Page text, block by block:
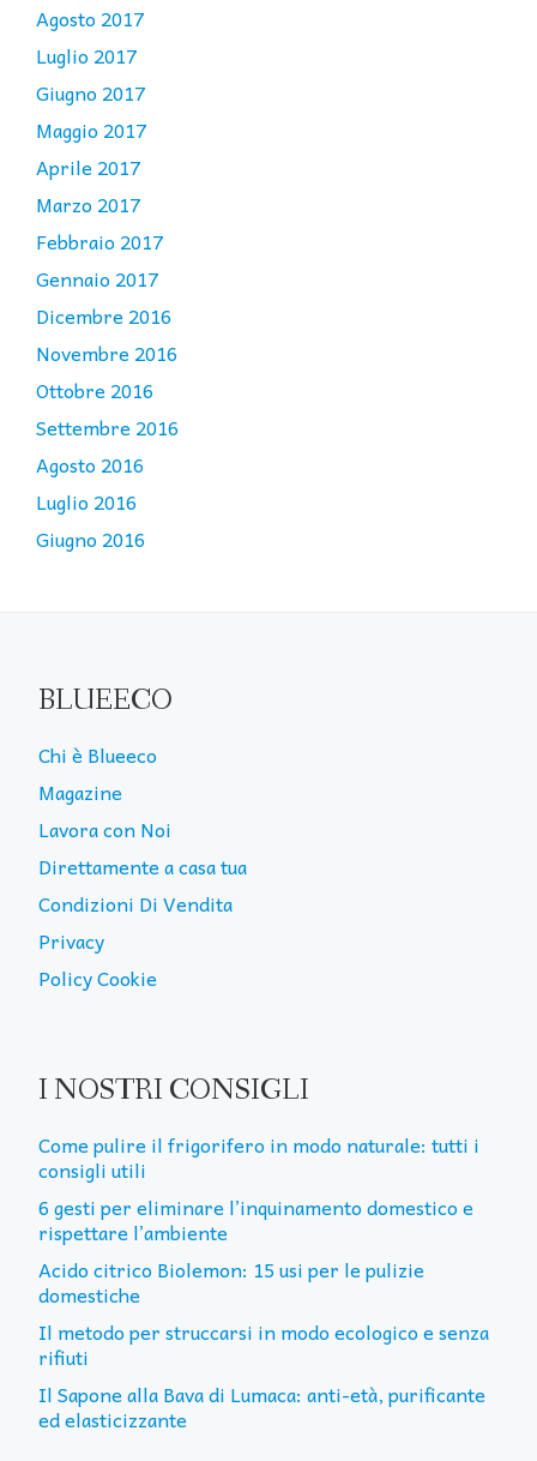
Agosto 2017
Luglio 2017
Giugno 2017
Maggio 2017
Aprile 2017
Marzo 2017
Febbraio 2017
Gennaio 2017
Dicembre 2016
Novembre 2016
Ottobre 2016
Settembre 2016
Agosto 2016
Luglio 2016
Giugno 2016
BLUEECO
Chi è Blueeco
Magazine
Lavora con Noi
Direttamente a casa tua
Condizioni Di Vendita
Privacy
Policy Cookie
I NOSTRI CONSIGLI
Come pulire il frigorifero in modo naturale: tutti i
consigli utili
6 gesti per eliminare l’inquinamento domestico e
rispettare l’ambiente
Acido citrico Biolemon: 15 usi per le pulizie
domestiche
Il metodo per struccarsi in modo ecologico e senza
rifiuti
Il Sapone alla Bava di Lumaca: anti-età, purificante
ed elasticizzante